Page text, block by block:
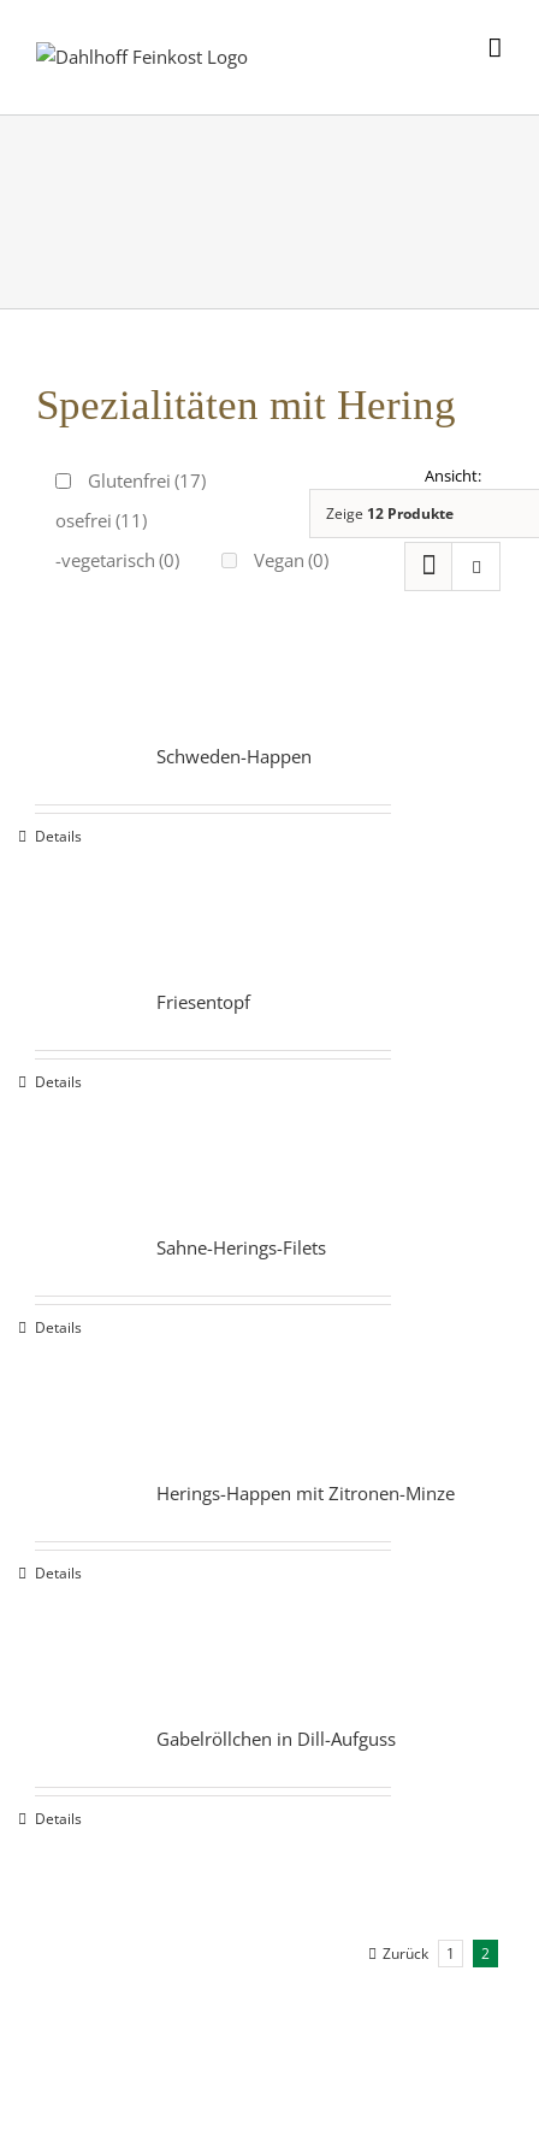
Spezialitäten mit Hering
Glutenfrei (17)
Laktosefrei (11)
Ovo-vegetarisch (0) Vegan (0)
Zeige 12 Produkte
Schweden-Happen
Details
Friesentopf
Details
Sahne-Herings-Filets
Details
Herings-Happen mit Zitronen-Minze
Details
Gabelröllchen in Dill-Aufguss
Details
Zurück 1 2